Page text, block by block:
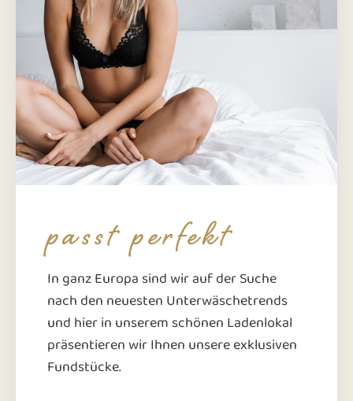
passt perfekt
In ganz Europa sind wir auf der Suche
nach den neuesten Unterwäschetrends
und hier in unserem schönen Ladenlokal
präsentieren wir Ihnen unsere exklusiven
Fundstücke.